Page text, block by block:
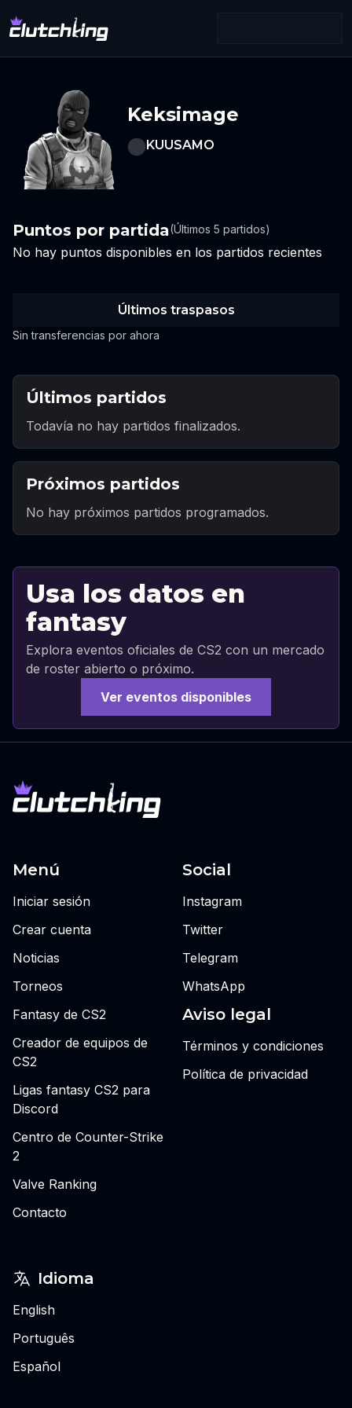
Keksimage
KUUSAMO
Puntos por partida(Últimos 5 partidos)
No hay puntos disponibles en los partidos recientes
Últimos traspasos
Sin transferencias por ahora
Últimos partidos
Todavía no hay partidos finalizados.
Próximos partidos
No hay próximos partidos programados.
Usa los datos en
fantasy
Explora eventos oficiales de CS2 con un mercado
de roster abierto o próximo.
Ver eventos disponibles
Menú
Iniciar sesión
Crear cuenta
Noticias
Torneos
Fantasy de CS2
Creador de equipos de
CS2
Ligas fantasy CS2 para
Discord
Centro de Counter-Strike
2
Valve Ranking
Contacto
Social
Instagram
Twitter
Telegram
WhatsApp
Aviso legal
Términos y condiciones
Política de privacidad
Idioma
English
Português
Español